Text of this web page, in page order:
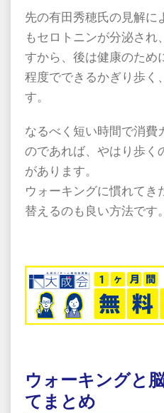
先の有田秀穂氏の見解に
もセロトニンが分泌され
すから、後は健康のため
程度でできるかぎり歩く
す。
なるべく短い時間で消費
のであれば、やはり歩く
があります。
ウォーキングに慣れてき
替えるのも良い方法です。
ウォーキングと
てまとめ